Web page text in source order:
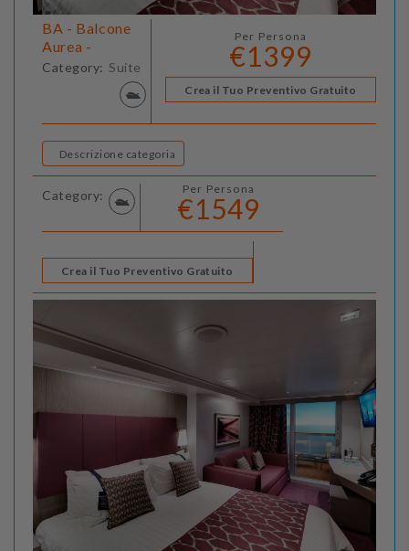
BA - Balcone
Aurea -
Category: Suite
Per Persona
€1399
Crea il Tuo Preventivo Gratuito
Descrizione categoria
Category: Per Persona
€1549
Crea il Tuo Preventivo Gratuito